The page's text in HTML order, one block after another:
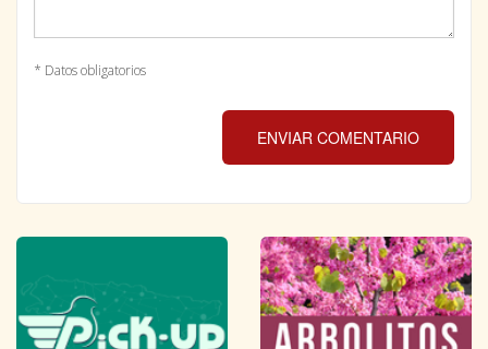
* Datos obligatorios
ENVIAR COMENTARIO